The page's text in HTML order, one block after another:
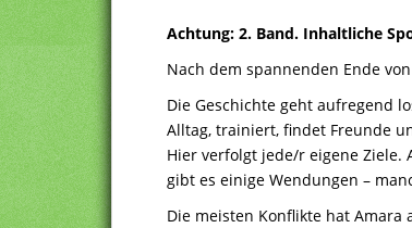
Achtung: 2. Band. Inhaltliche
Nach dem spannenden Ende
Die Geschichte geht aufregend
Alltag, trainiert, findet Freunde
Hier verfolgt jede/r eigene
gibt es einige Wendungen –
Die meisten Konflikte hat